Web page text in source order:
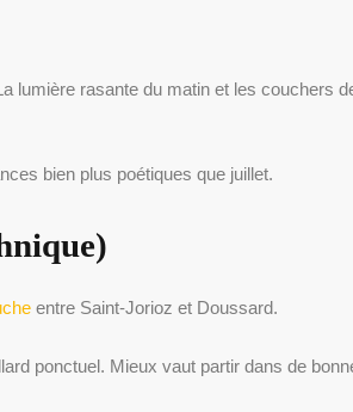
lumière rasante du matin et les couchers
bien plus poétiques que juillet.
entre Saint-Jorioz et Doussard.
ponctuel. Mieux vaut partir dans de